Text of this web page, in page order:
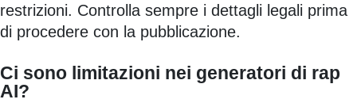
restrizioni. Controlla sempre i dettagli legali prima
di procedere con la pubblicazione.
Ci sono limitazioni nei generatori di rap
AI?